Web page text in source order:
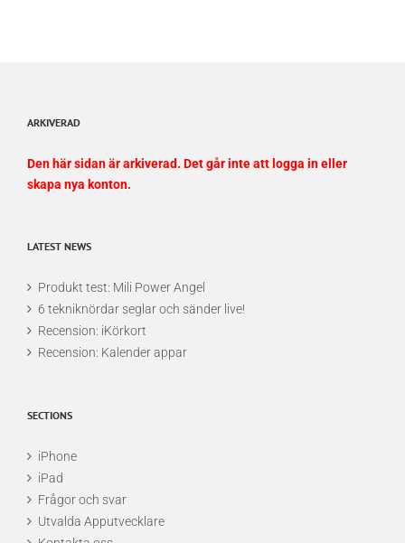
ARKIVERAD
Den här sidan är arkiverad. Det går inte att logga in eller
skapa nya konton.
LATEST NEWS
Produkt test: Mili Power Angel
6 tekniknördar seglar och sänder live!
Recension: iKörkort
Recension: Kalender appar
SECTIONS
iPhone
iPad
Frågor och svar
Utvalda Apputvecklare